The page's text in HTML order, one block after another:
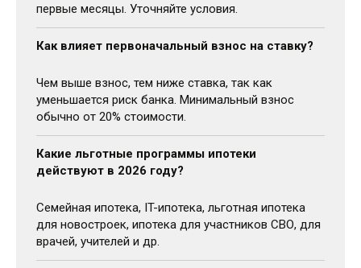
первые месяцы. Уточняйте условия.
Как влияет первоначальный взнос на ставку?
Чем выше взнос, тем ниже ставка, так как
уменьшается риск банка. Минимальный взнос
обычно от 20% стоимости.
Какие льготные программы ипотеки
действуют в 2026 году?
Семейная ипотека, IT-ипотека, льготная ипотека
для новостроек, ипотека для участников СВО, для
врачей, учителей и др.